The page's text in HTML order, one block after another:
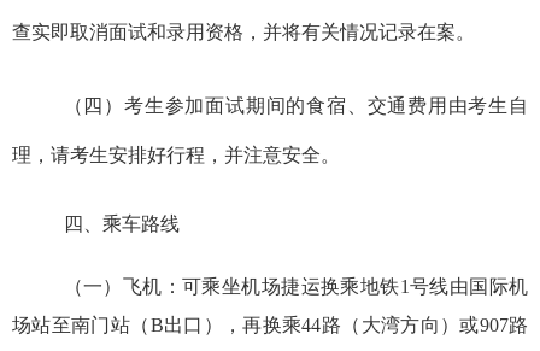
查实即取消面试和录用资格，并将有关情况记录在案。
（四） 考生参加面试期间的食宿、交通费用由考生自
理，请考生安排好行程，并注意安全。
四、乘车路线
（一）飞机：可乘坐机场捷运换乘地铁1号线由国际机
场站至南门站（B出口） ，再换乘44路（大湾方向）或907路